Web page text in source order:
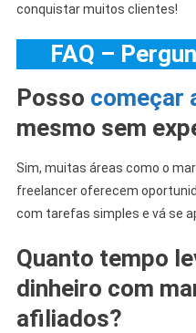
conquistar muitos clientes!
FAQ –
Posso começar
mesmo sem
Sim, muitas áreas como o
freelancer oferecem
com tarefas simples e vá se
Quanto tempo
dinheiro com
afiliados?